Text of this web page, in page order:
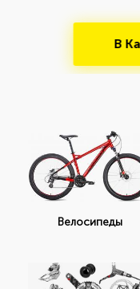
Велосипеды